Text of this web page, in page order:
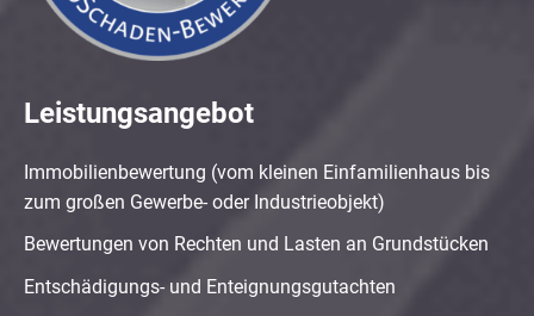
Leistungsangebot
Immobilienbewertung (vom kleinen Einfamilienhaus bis
zum großen Gewerbe- oder Industrieobjekt)
Bewertungen von Rechten und Lasten an Grundstücken
Entschädigungs- und Enteignungsgutachten